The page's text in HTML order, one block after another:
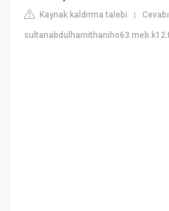
Kaynak kaldırma talebi |